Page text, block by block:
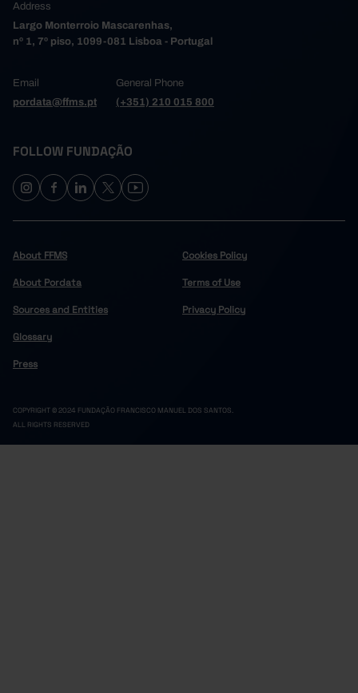
Address
Largo Monterroio Mascarenhas,
nº 1, 7º piso, 1099-081 Lisboa - Portugal
Email
pordata@ffms.pt
General Phone
(+351) 210 015 800
FOLLOW FUNDAÇÃO
About FFMS
About Pordata
Sources and Entities
Glossary
Press
Cookies Policy
Terms of Use
Privacy Policy
COPYRIGHT © 2024 FUNDAÇÃO FRANCISCO MANUEL DOS SANTOS.
ALL RIGHTS RESERVED